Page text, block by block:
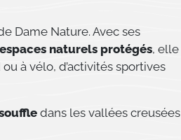
Dame Nature. Avec ses
espaces naturels protégés, elle
à vélo, d’activités sportives
dans les vallées creusées